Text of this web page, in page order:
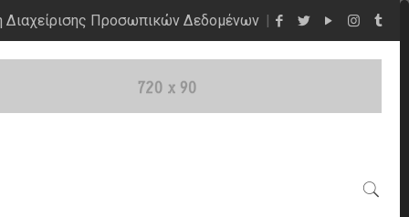
Διαχείρισης Προσωπικών Δεδομένων